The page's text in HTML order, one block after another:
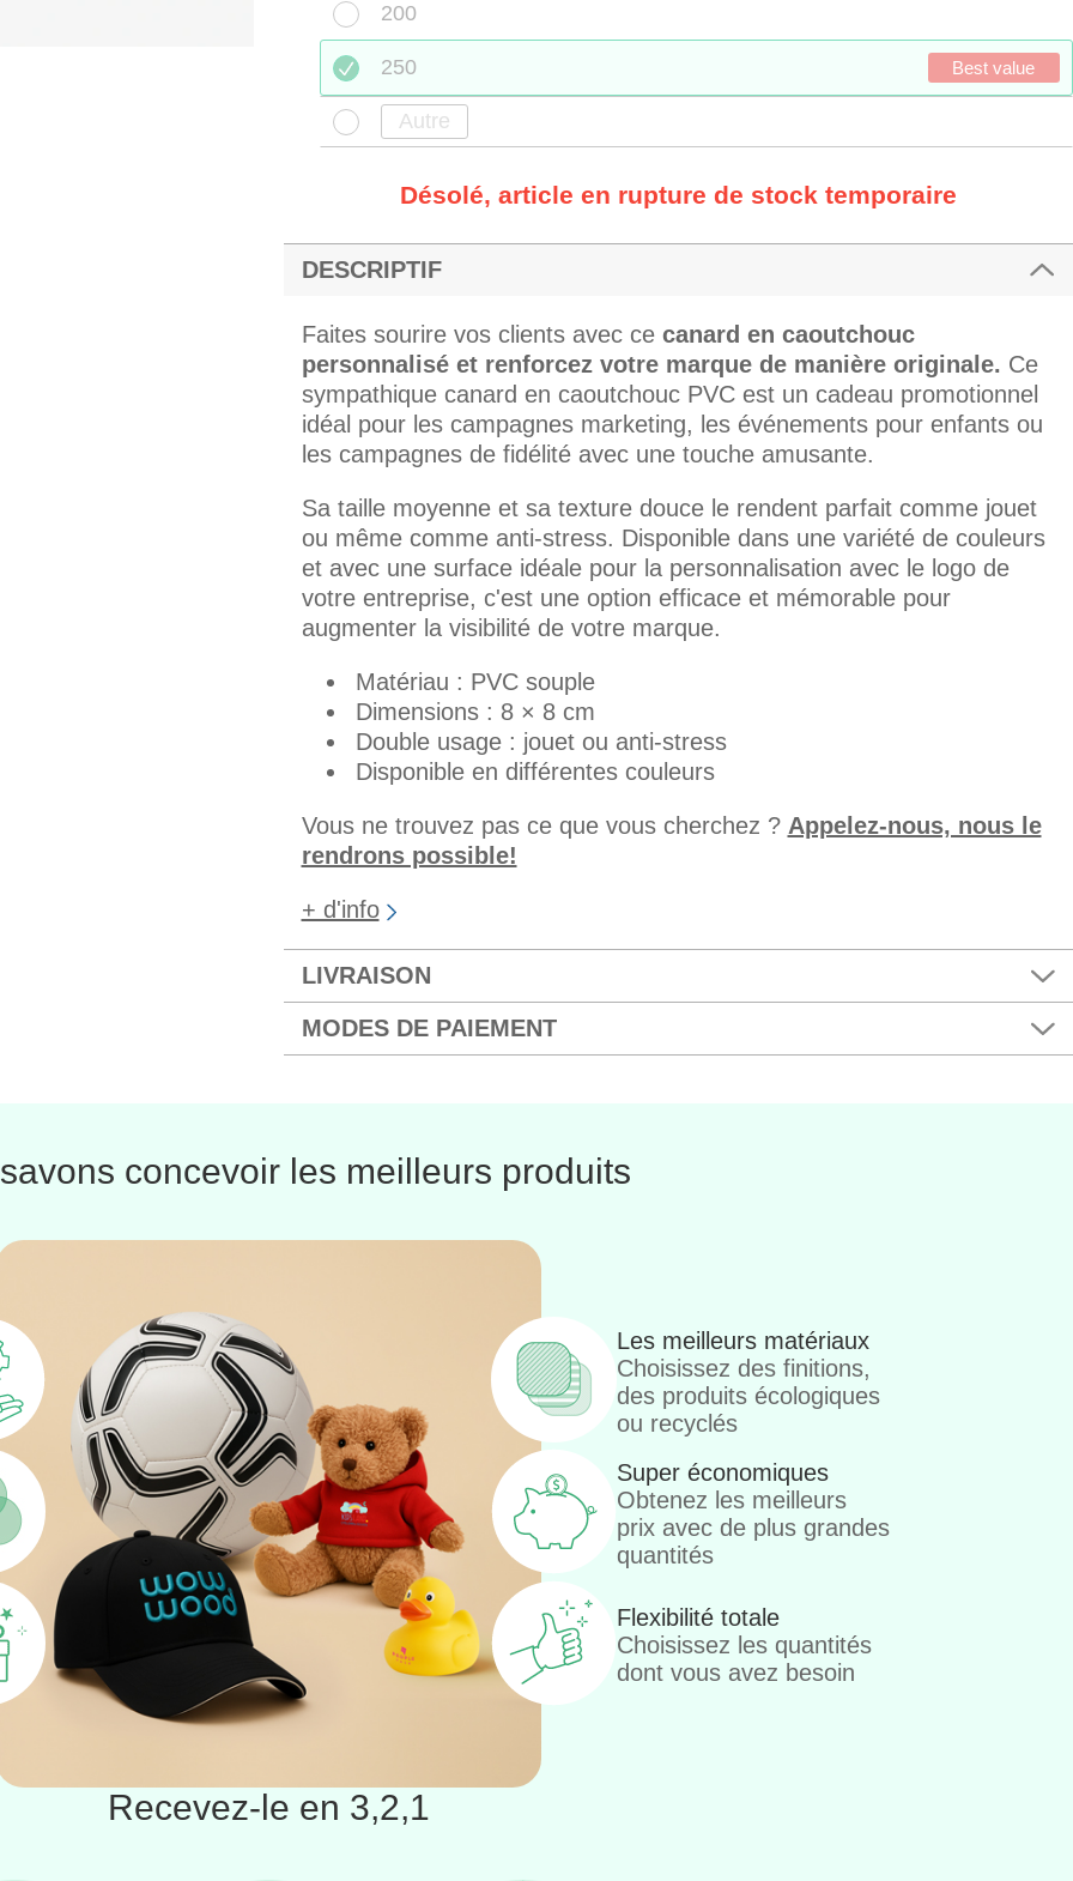
200
250 Best value
Désolé, article en rupture de stock temporaire
DESCRIPTIF
Faites sourire vos clients avec ce canard en caoutchouc
personnalisé et renforcez votre marque de manière originale. Ce
sympathique canard en caoutchouc PVC est un cadeau promotionnel
idéal pour les campagnes marketing, les événements pour enfants ou
les campagnes de fidélité avec une touche amusante.
Sa taille moyenne et sa texture douce le rendent parfait comme jouet
ou même comme anti-stress. Disponible dans une variété de couleurs
et avec une surface idéale pour la personnalisation avec le logo de
votre entreprise, c'est une option efficace et mémorable pour
augmenter la visibilité de votre marque.
Matériau : PVC souple
Dimensions : 8 × 8 cm
Double usage : jouet ou anti-stress
Disponible en différentes couleurs
Vous ne trouvez pas ce que vous cherchez ? Appelez-nous, nous le
rendrons possible!
+ d'info
LIVRAISON
MODES DE PAIEMENT
concevoir les meilleurs produits
Les meilleurs matériaux
Choisissez des finitions,
des produits écologiques
ou recyclés
Super économiques
Obtenez les meilleurs
prix avec de plus grandes
quantités
Flexibilité totale
Choisissez les quantités
dont vous avez besoin
Recevez-le en 3,2,1